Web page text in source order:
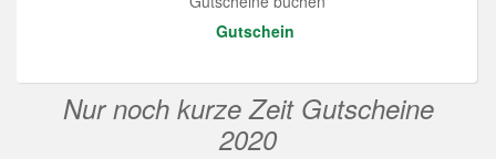
Gutschein
Nur noch kurze Zeit Gutscheine
2020